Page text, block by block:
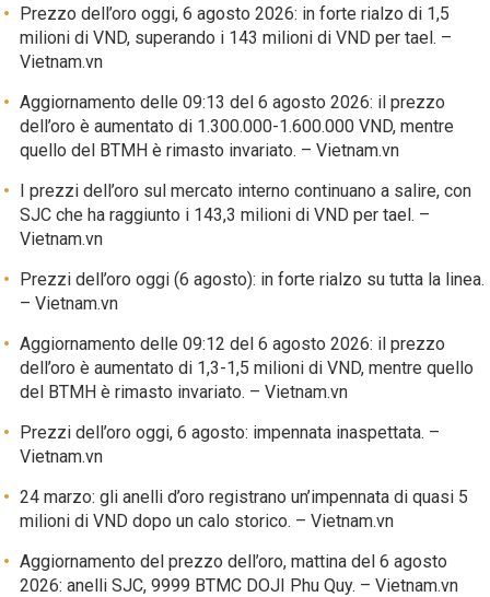
Prezzo dell’oro oggi, 6 agosto 2026: in forte rialzo di 1,5
milioni di VND, superando i 143 milioni di VND per tael. –
Vietnam.vn
Aggiornamento delle 09:13 del 6 agosto 2026: il prezzo
dell’oro è aumentato di 1.300.000-1.600.000 VND, mentre
quello del BTMH è rimasto invariato. – Vietnam.vn
I prezzi dell’oro sul mercato interno continuano a salire, con
SJC che ha raggiunto i 143,3 milioni di VND per tael. –
Vietnam.vn
Prezzi dell’oro oggi (6 agosto): in forte rialzo su tutta la linea.
– Vietnam.vn
Aggiornamento delle 09:12 del 6 agosto 2026: il prezzo
dell’oro è aumentato di 1,3-1,5 milioni di VND, mentre quello
del BTMH è rimasto invariato. – Vietnam.vn
Prezzi dell’oro oggi, 6 agosto: impennata inaspettata. –
Vietnam.vn
24 marzo: gli anelli d’oro registrano un’impennata di quasi 5
milioni di VND dopo un calo storico. – Vietnam.vn
Aggiornamento del prezzo dell’oro, mattina del 6 agosto
2026: anelli SJC, 9999 BTMC DOJI Phu Quy. – Vietnam.vn